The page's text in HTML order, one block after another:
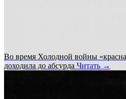
Во время Холодной войны
доходила до абсурда Читать →